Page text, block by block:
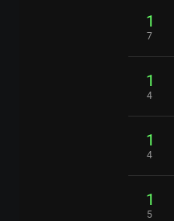
1
7
1
4
1
4
1
5